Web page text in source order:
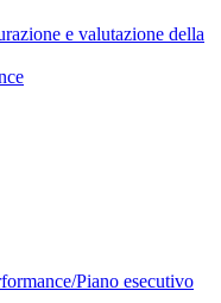
e valutazione della
Piano esecutivo